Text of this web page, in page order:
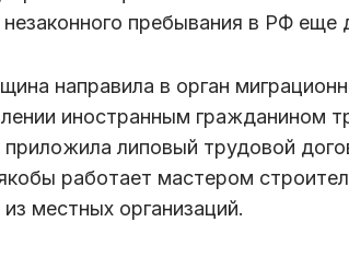
пребывания в РФ еще
направила в орган
иностранным гражданином
липовый трудовой
работает мастером
местных организаций.